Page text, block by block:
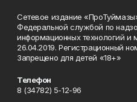
Сетевое издание
Федеральной службой по
информационных технологий и
26.04.2019.
Запрещено для детей «18+»
Телефон
8 (34782) 5-12-96